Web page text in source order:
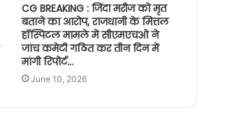
CG BREAKING : जिंदा मरीज को मृत
बताने का आरोप, राजधानी के मित्तल
हॉस्पिटल मामले में सीएमएचओ ने
जांच कमेटी गठित कर तीन दिन में
मांगी रिपोर्ट…
June 10, 2026